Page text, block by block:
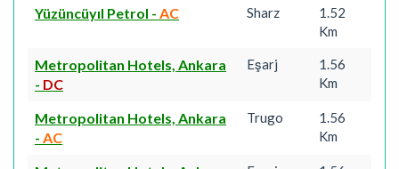
Yüzüncüyıl Petrol - AC Sharz
1.52
Km
Metropolitan Hotels, Ankara
- DC
Eşarj
1.56
Km
Metropolitan Hotels, Ankara
- AC
Trugo
1.56
Km